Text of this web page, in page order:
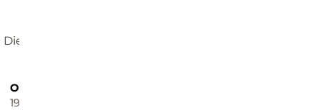
Dieses Objekt wurde bereits erfolgreich vermittelt.
Objekt-ID
1941781